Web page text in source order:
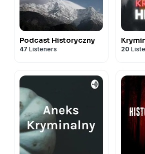
Podcast Historyczny
47 Listeners 20